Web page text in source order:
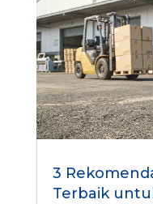
3
Terbaik